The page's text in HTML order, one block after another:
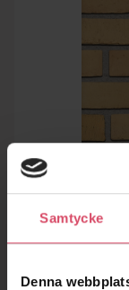
Samtycke
Denna